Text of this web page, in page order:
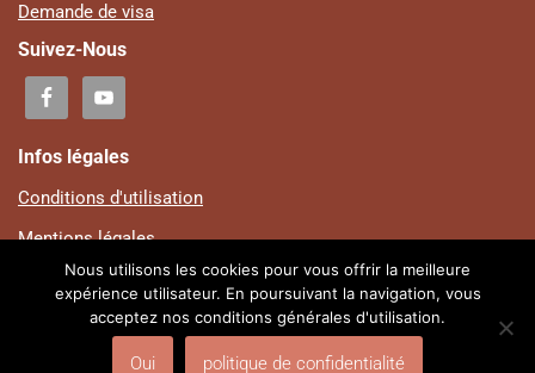
Demande de visa
Suivez-Nous
Infos légales
Conditions d'utilisation
Mentions légales
Plan du site
Politique de confidentialité
© Centre Culturel Ouadada | Design by Auguste SOSSOU | V-
Nous utilisons les cookies pour vous offrir la meilleure
expérience utilisateur. En poursuivant la navigation, vous
acceptez nos conditions générales d'utilisation.
Oui politique de confidentialité